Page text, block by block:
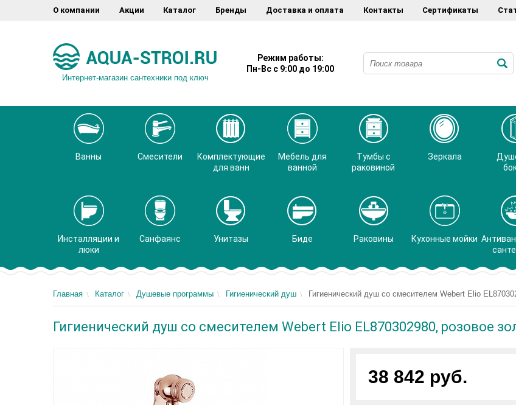
О компании Акции Каталог Бренды Доставка и оплата Контакты Сертификаты
Интернет-магазин сантехники под ключ
Режим работы:
Пн-Вс с 9:00 до 19:00
Ванны Смесители
Комплектующие
для ванн
Мебель для
ванной
Тумбы с
раковиной
Зеркала
Инсталляции и
люки
Санфаянс Унитазы Биде Раковины Кухонные мойки
Главная Каталог Душевые программы Гигиенический душ Гигиенический душ со смесителем Webert Elio
Гигиенический душ со смесителем Webert Elio EL870302980, розовое
38 842 руб.